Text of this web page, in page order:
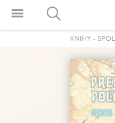
KNIHY-